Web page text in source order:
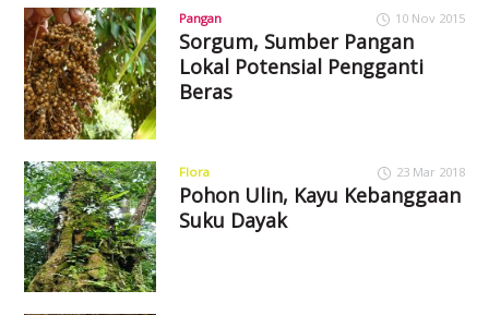
Pangan 10 Nov 2015
Sorgum, Sumber Pangan
Lokal Potensial Pengganti
Beras
Flora 23 Mar 2018
Pohon Ulin, Kayu Kebanggaan
Suku Dayak